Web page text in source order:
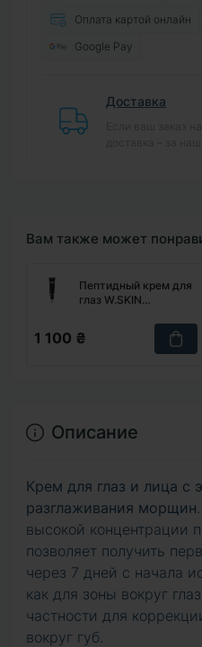
Оплата картой онлайн
Google Pay
Доставка
Вам также может
Пептидный крем для
глаз W.SKIN
Eye Cream, 30 мл
1 100 ₴
Описание
Крем для глаз и лица с
разглаживания морщин
высокой концентрации
позволяет получить
через 7 дней с начала
как для зоны вокруг
частности для
вокруг губ.